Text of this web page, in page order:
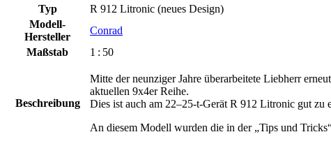
Typ
R 912 Litronic (neues Design)
Modell-
Hersteller
Conrad
Maßstab
1 : 50
Beschreibung
Mitte der neunziger Jahre überarbeitete Liebherr
aktuellen 9x4er Reihe.
Dies ist auch am 22–25-t-Gerät R 912 Litronic gut zu
An diesem Modell wurden die in der „Tips und